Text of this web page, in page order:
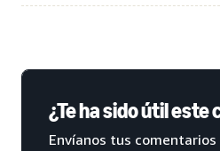
¿Te ha sido útil este
Envíanos tus